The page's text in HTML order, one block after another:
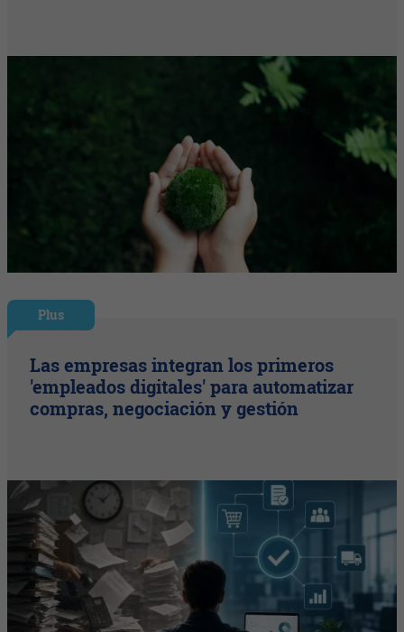
Plus
Las empresas integran los primeros
'empleados digitales' para automatizar
compras, negociación y gestión